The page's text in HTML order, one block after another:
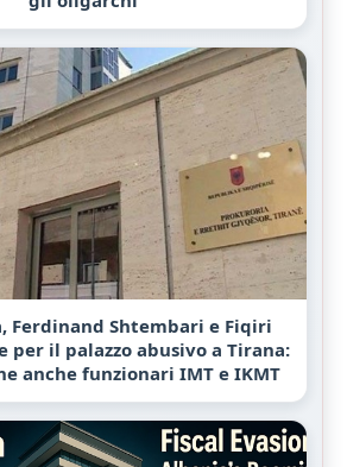
Ferdinand Shtembari e Fiqiri
per il palazzo abusivo a Tirana:
anche funzionari IMT e IKMT